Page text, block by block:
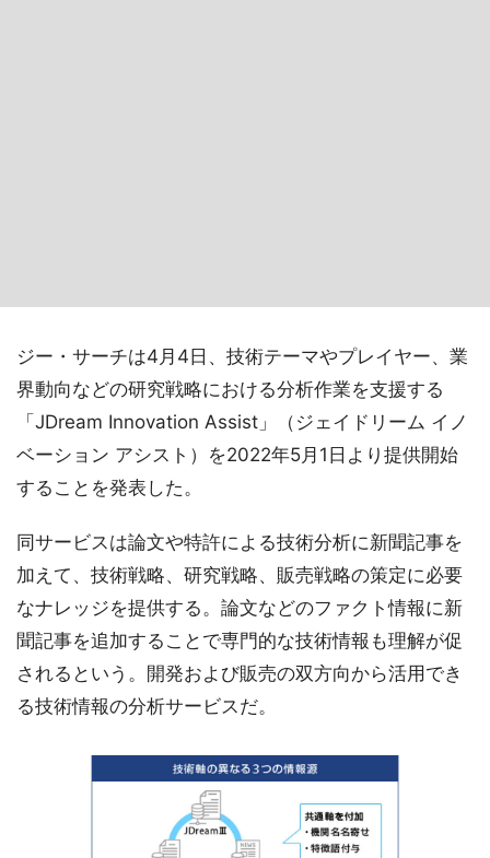
ジー・サーチは4月4日、技術テーマやプレイヤー、業
界動向などの研究戦略における分析作業を支援する
「JDream Innovation Assist」（ジェイドリーム イノ
ベーション アシスト）を2022年5月1日より提供開始
することを発表した。
同サービスは論文や特許による技術分析に新聞記事を
加えて、技術戦略、研究戦略、販売戦略の策定に必要
なナレッジを提供する。論文などのファクト情報に新
聞記事を追加することで専門的な技術情報も理解が促
されるという。開発および販売の双方向から活用でき
る技術情報の分析サービスだ。